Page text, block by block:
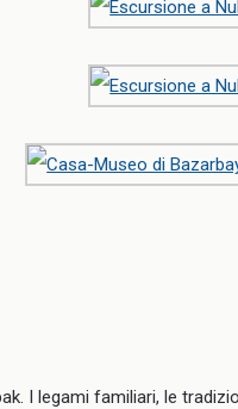
I legami familiari, le